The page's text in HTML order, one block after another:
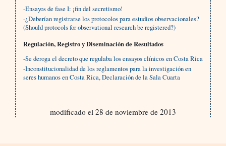
-Ensayos de fase I: ¡fin del secretismo!
-¿Deberían registrarse los protocolos para estudios observacionales?
(Should protocols for observational research be registered?)
Regulación, Registro y Diseminación de Resultados
-Se deroga el decreto que regulaba los ensayos clínicos en Costa Rica
-Inconstitucionalidad de los reglamentos para la investigación en
seres humanos en Costa Rica, Declaración de la Sala Cuarta
modificado el 28 de noviembre de 2013